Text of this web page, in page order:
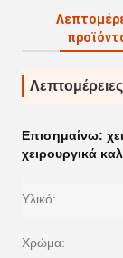
Επισημαίνω:
χειρουργικά
Υλικό:
Χρώμα: